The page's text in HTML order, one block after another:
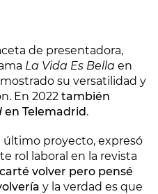
de presentadora,
La Vida Es Bella en
su versatilidad y
En 2022 también
en Telemadrid.
proyecto, expresó
rol laboral en la revista
volver pero pensé
y la verdad es que